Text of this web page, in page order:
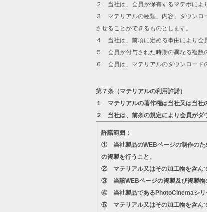
２ 当社は、会員が保有するマテポによ
３ マテリアルの種類、内容、ダウンロ
させることができるものとします。
４ 当社は、前項に定める事由により会
５ 会員が付与された時期の異なる複数
６ 会員は、マテリアルのダウンロード
第７条（マテリアルの利用許諾）
１ マテリアルの著作権は当社又は当社
２ 当社は、前条の規定により会員がダ
許諾範囲：
① 当社製品のWEBページの制作のた
の複製を行うこと。
② マテリアル又はその加工物を含ん
③ 当該WEBページの複製及び複製物
④ 当社製品であるPhotoCinemaシリ
⑤ マテリアル又はその加工物を含ん